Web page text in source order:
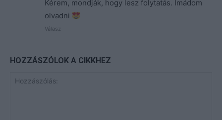
Kérem, mondják, hogy lesz folytatás. Imádom
olvadni
Válasz
HOZZÁSZÓLOK A CIKKHEZ